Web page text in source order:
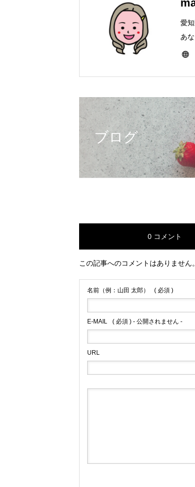
愛
あ
ー
ブログ
0 コメント
この記事へのコメントはありません。
名前（例：山田 太郎） ( 必須 )
E-MAIL ( 必須 ) - 公開されません -
URL